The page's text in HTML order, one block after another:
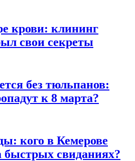
крови: клининг
свои секреты
без тюльпанов:
к 8 марта?
кого в Кемерове
свиданиях?